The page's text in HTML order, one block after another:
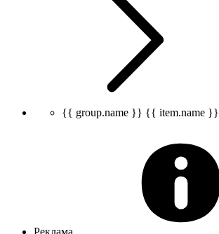
{{ group.name }} {{ item.name }}
Реклама